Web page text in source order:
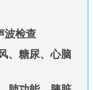
波检查
、糖尿、心脑